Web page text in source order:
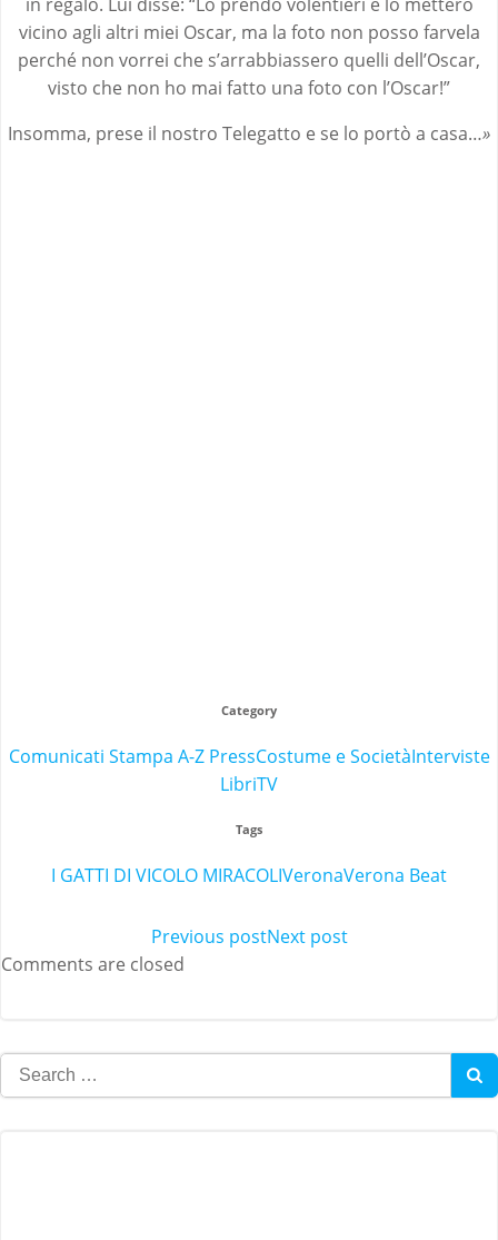
vicino agli altri miei Oscar, ma la foto non posso farvela
perché non vorrei che s’arrabbiassero quelli dell’Oscar,
visto che non ho mai fatto una foto con l’Oscar!”
Insomma, prese il nostro Telegatto e se lo portò a casa…»
Category
Comunicati Stampa A-Z PressCostume e SocietàInterviste
LibriTV
Tags
I GATTI DI VICOLO MIRACOLIVeronaVerona Beat
Post
Previous postPost
Next post
Comments are closed
Search
for: